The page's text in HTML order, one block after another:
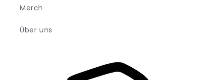
Merch
Über uns